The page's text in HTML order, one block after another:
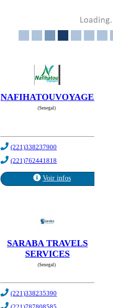
NAFIHATOUVOYAGES
(Senegal)
(221)338237900
(221)762441818
Voir infos
SARABA TRAVELS
SERVICES
(Senegal)
(221)338235390